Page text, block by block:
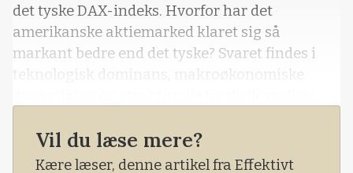
det tyske DAX-indeks. Hvorfor har det
amerikanske aktiemarked klaret sig så
markant bedre end det tyske? Svaret findes i
teknologisk dominans, makroøkonomiske
Vil du læse mere?
Kære læser, denne artikel fra Effektivt